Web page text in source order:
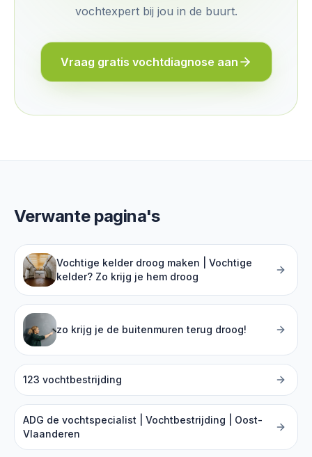
vochtexpert bij jou in de buurt.
Vraag gratis vochtdiagnose aan
Verwante pagina's
Vochtige kelder droog maken | Vochtige
kelder? Zo krijg je hem droog
zo krijg je de buitenmuren terug droog!
123 vochtbestrijding
ADG de vochtspecialist | Vochtbestrijding | Oost-
Vlaanderen